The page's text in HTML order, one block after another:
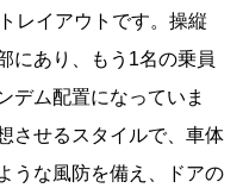
レイアウトです。操縦
にあり、もう1名の乗員
デム配置になっていま
させるスタイルで、車体
うな風防を備え、ドアの